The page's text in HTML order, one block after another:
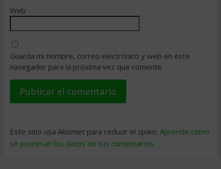
Web
Guarda mi nombre, correo electrónico y web en este
navegador para la próxima vez que comente.
Este sitio usa Akismet para reducir el spam. Aprende cómo
se procesan los datos de tus comentarios.